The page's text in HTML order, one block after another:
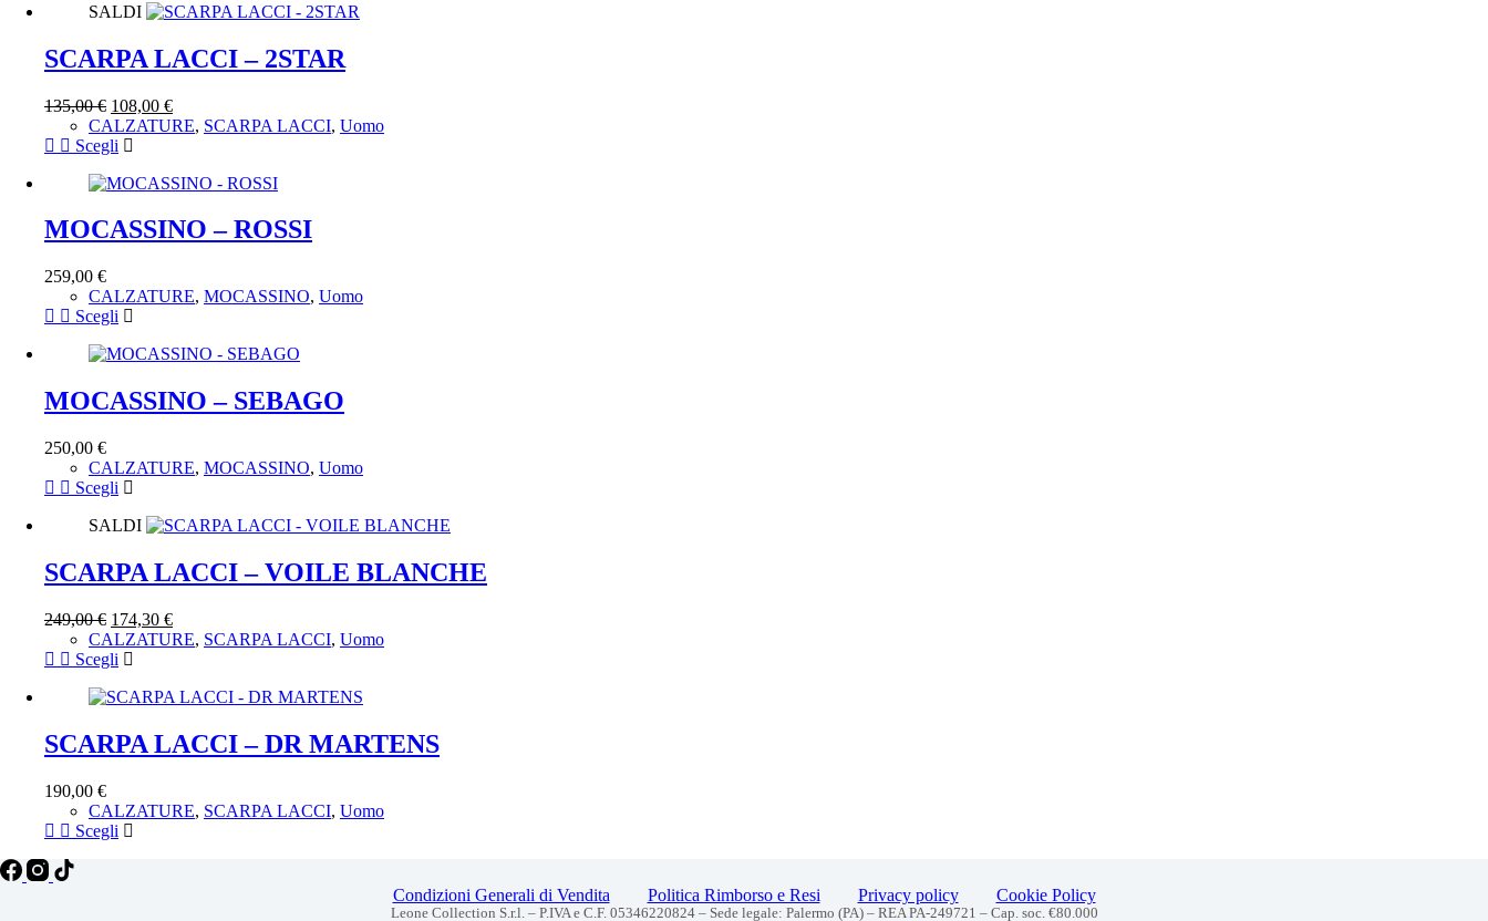
SALDI
SCARPA LACCI – 2STAR
135,00€ 108,00 €
CALZATURE, SCARPA LACCI, Uomo
Scegli
ha
varianti.
Le
essere
nella
pagina
prodotto
MOCASSINO – ROSSI
259,00 €
CALZATURE, MOCASSINO, Uomo
Scegli
ha
varianti.
Le
essere
nella
pagina
prodotto
MOCASSINO – SEBAGO
250,00 €
CALZATURE, MOCASSINO, Uomo
Scegli
ha
varianti.
Le
possono
essere
pagina
prodotto
SALDI
SCARPA LACCI – VOILE BLANCHE
249,00€ 174,30 €
CALZATURE, SCARPA LACCI, Uomo
Scegli
ha
varianti.
Le
essere
SCARPA LACCI – DR MARTENS
190,00 €
CALZATURE, SCARPA LACCI, Uomo
Scegli
Condizioni Generali di Vendita Politica Rimborso e Resi Privacy policy Cookie Policy
Leone Collection S.r.l. – P.IVA e C.F. 05346220824 – Sede legale: Palermo (PA) – REA PA-249721 – Cap. soc. €80.000